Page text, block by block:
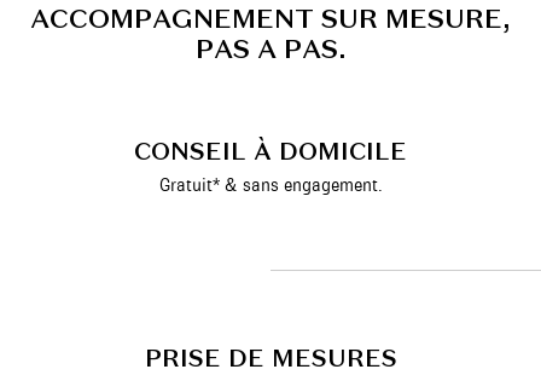
ACCOMPAGNEMENT SUR MESURE,
PAS A PAS.
CONSEIL À DOMICILE
Gratuit* & sans engagement.
PRISE DE MESURES